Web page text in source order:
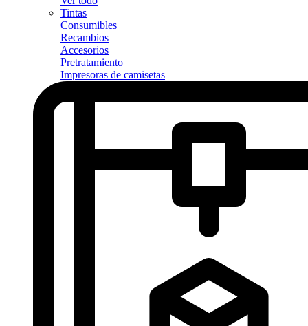
Tintas
Consumibles
Recambios
Accesorios
Pretratamiento
Impresoras de camisetas